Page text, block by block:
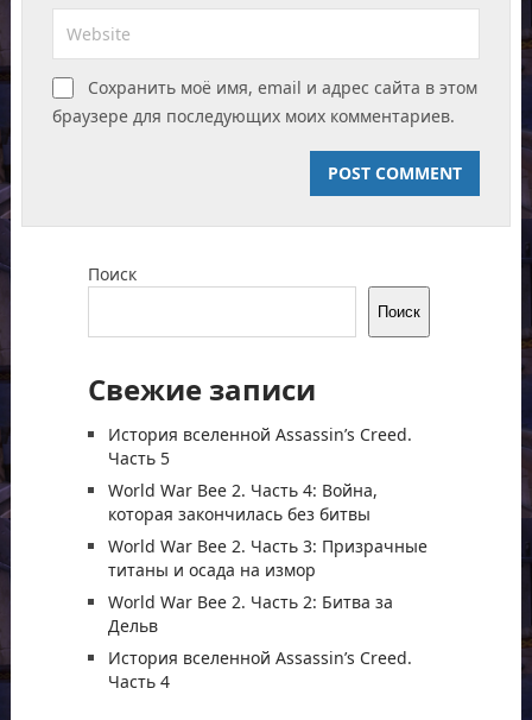
Сохранить моё имя, email и адрес сайта в этом
браузере для последующих моих комментариев.
Поиск
Поиск
Свежие записи
История вселенной Assassin’s Creed.
Часть 5
World War Bee 2. Часть 4: Война,
которая закончилась без битвы
World War Bee 2. Часть 3: Призрачные
титаны и осада на измор
World War Bee 2. Часть 2: Битва за
Дельв
История вселенной Assassin’s Creed.
Часть 4